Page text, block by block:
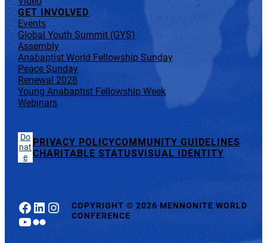
GET INVOLVED
Events
Global Youth Summit (GYS)
Assembly
Anabaptist World Fellowship Sunday
Peace Sunday
Renewal 2028
Young Anabaptist Fellowship Week
Webinars
Do
nat
e
PRIVACY POLICYCOMMUNITY GUIDELINES
CHARITABLE STATUSVISUAL IDENTITY
Facebook
LinkedIn
Instagram
YouTube
Flickr
COPYRIGHT© 2026 MENNONITE WORLD
CONFERENCE